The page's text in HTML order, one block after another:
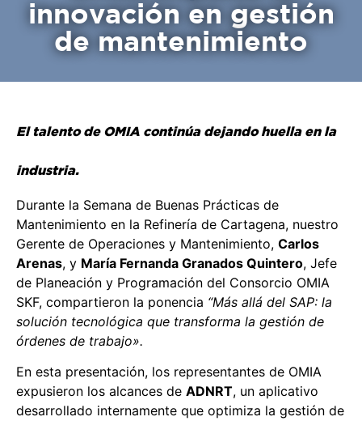
innovación en gestión
de mantenimiento
El talento de OMIA continúa dejando huella en la
industria.
Durante la Semana de Buenas Prácticas de
Mantenimiento en la Refinería de Cartagena, nuestro
Gerente de Operaciones y Mantenimiento, Carlos
Arenas, y María Fernanda Granados Quintero, Jefe
de Planeación y Programación del Consorcio OMIA
SKF, compartieron la ponencia “Más allá del SAP: la
solución tecnológica que transforma la gestión de
órdenes de trabajo».
En esta presentación, los representantes de OMIA
expusieron los alcances de ADNRT, un aplicativo
desarrollado internamente que optimiza la gestión de